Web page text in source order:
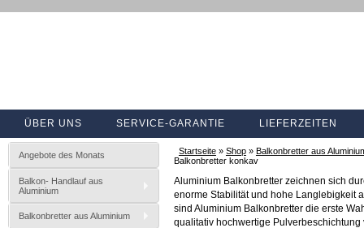
ÜBER UNS SERVICE-GARANTIE LIEFERZEITEN
Startseite» Shop» Balkonbretter aus
Balkonbretter konkav
Aluminium Balkonbretter zeichnen sich
enorme Stabilität und hohe Langlebigkeit
sind Aluminium Balkonbretter die erste
qualitativ hochwertige
Angebote des Monats
Balkon- Handlauf aus
Aluminium
Balkonbretter aus Aluminium